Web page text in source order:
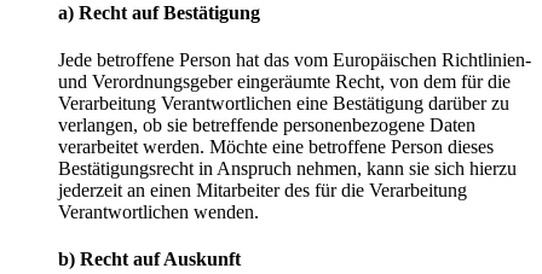
a) Recht auf Bestätigung
Jede betroffene Person hat das vom Europäischen Richtlinien-
und Verordnungsgeber eingeräumte Recht, von dem für die
Verarbeitung Verantwortlichen eine Bestätigung darüber zu
verlangen, ob sie betreffende personenbezogene Daten
verarbeitet werden. Möchte eine betroffene Person dieses
Bestätigungsrecht in Anspruch nehmen, kann sie sich hierzu
jederzeit an einen Mitarbeiter des für die Verarbeitung
Verantwortlichen wenden.
b) Recht auf Auskunft